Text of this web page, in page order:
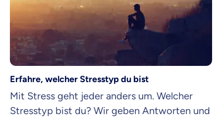
Erfahre, welcher Stresstyp du bist
Mit Stress geht jeder anders um. Welcher
Stresstyp bist du? Wir geben Antworten und